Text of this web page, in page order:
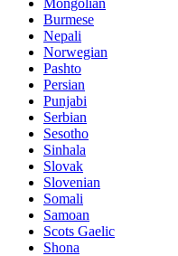
Mongolian
Burmese
Nepali
Norwegian
Pashto
Persian
Punjabi
Serbian
Sesotho
Sinhala
Slovak
Slovenian
Somali
Samoan
Scots Gaelic
Shona